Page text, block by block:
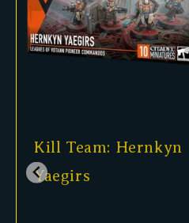
Kill Team: Hernkyn
Yaegirs